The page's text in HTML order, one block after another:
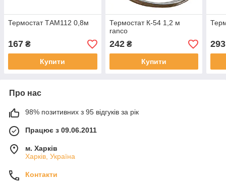
Термостат TАМ112 0,8м
167 ₴
Купити
Термостат К-54 1,2 м
ranco
242₴
Купити
293
Про нас
98% позитивних з 95 відгуків за рік
Працює з 09.06.2011
м. Харків
Харків, Україна
Контакти